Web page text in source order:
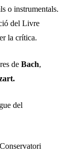
o instrumentals.
del Livre
la crítica.
de Bach,
del